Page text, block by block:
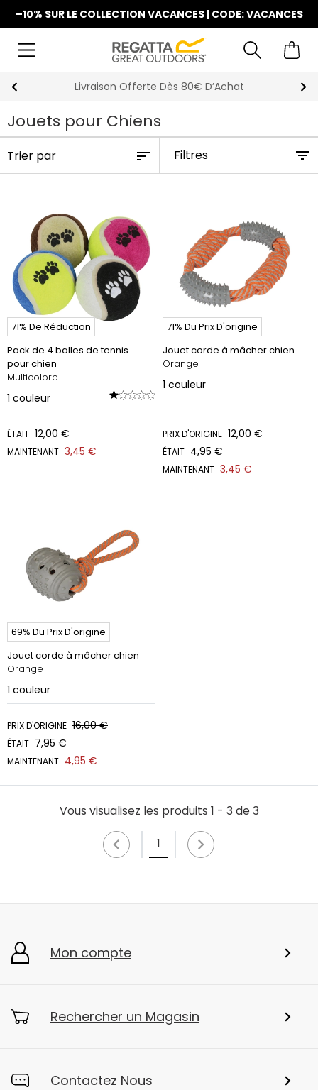
–10% SUR LE COLLECTION VACANCES | CODE: VACANCES
Livraison Offerte Dès 80€ D’Achat
Jouets pour Chiens
Filtres
71% De Réduction
Pack de 4 balles de tennis
pour chien
Multicolore
1 couleur
ÉTAIT 12,00 €
MAINTENANT 3,45 €
71% Du Prix D'origine
Jouet corde à mâcher chien
Orange
1 couleur
PRIX D'ORIGINE 12,00 €
ÉTAIT 4,95 €
MAINTENANT 3,45 €
69% Du Prix D'origine
Jouet corde à mâcher chien
Orange
1 couleur
PRIX D'ORIGINE 16,00 €
ÉTAIT 7,95 €
MAINTENANT 4,95 €
Vous visualisez les produits 1 - 3 de 3
1
Mon compte
Rechercher un Magasin
Contactez Nous